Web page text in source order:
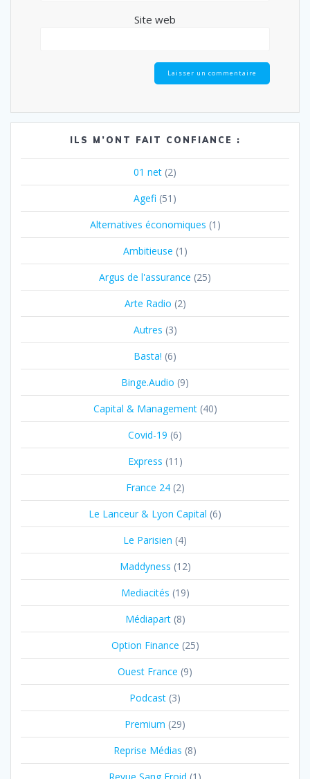
Site web
ILS M’ONT FAIT CONFIANCE :
01 net (2)
Agefi (51)
Alternatives économiques (1)
Ambitieuse (1)
Argus de l'assurance (25)
Arte Radio (2)
Autres (3)
Basta! (6)
Binge.Audio (9)
Capital & Management(40)
Covid-19 (6)
Express (11)
France 24(2)
Le Lanceur & Lyon Capital (6)
Le Parisien (4)
Maddyness (12)
Mediacités (19)
Médiapart(8)
Option Finance (25)
Ouest France (9)
Podcast (3)
Premium (29)
Reprise Médias (8)
Revue Sang Froid (1)